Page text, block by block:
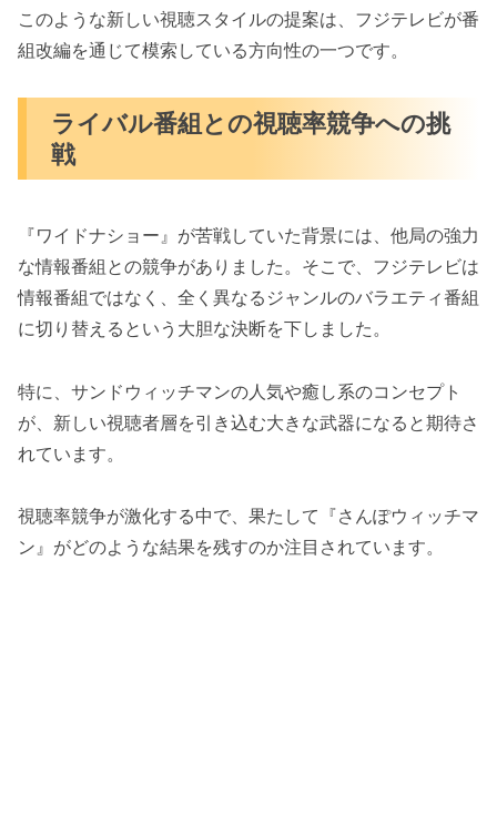
このような新しい視聴スタイルの提案は、フジテレビが番
組改編を通じて模索している方向性の一つです。
ライバル番組との視聴率競争への挑
戦
『ワイドナショー』が苦戦していた背景には、他局の強力
な情報番組との競争がありました。そこで、フジテレビは
情報番組ではなく、全く異なるジャンルのバラエティ番組
に切り替えるという大胆な決断を下しました。
特に、サンドウィッチマンの人気や癒し系のコンセプト
が、新しい視聴者層を引き込む大きな武器になると期待さ
れています。
視聴率競争が激化する中で、果たして『さんぽウィッチマ
ン』がどのような結果を残すのか注目されています。